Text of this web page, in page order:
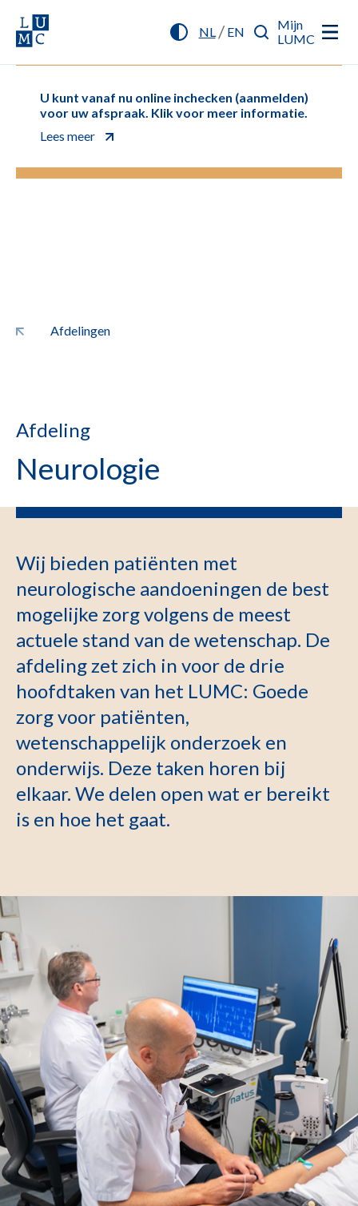
NL/ EN
Mijn
LUMC
U kunt vanaf nu online inchecken (aanmelden)
voor uw afspraak. Klik voor meer informatie.
Lees meer
Afdelingen
Afdeling
Neurologie
Wij bieden patiënten met
neurologische aandoeningen de best
mogelijke zorg volgens de meest
actuele stand van de wetenschap. De
afdeling zet zich in voor de drie
hoofdtaken van het LUMC: Goede
zorg voor patiënten,
wetenschappelijk onderzoek en
onderwijs. Deze taken horen bij
elkaar. We delen open wat er bereikt
is en hoe het gaat.